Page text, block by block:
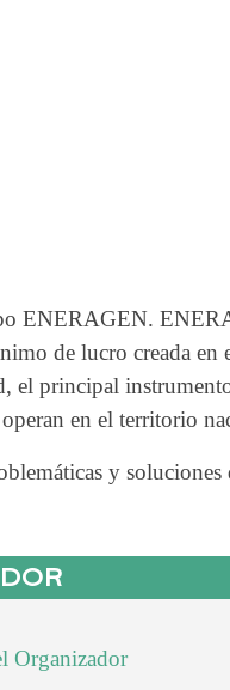
ENERAGEN.
de lucro creada en
el principal
en el territorio
y soluciones
Organizador